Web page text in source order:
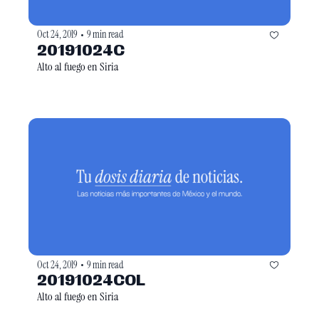
Oct 24, 2019 • 9 min read
20191024C
Alto al fuego en Siria
Oct 24, 2019 • 9 min read
20191024COL
Alto al fuego en Siria